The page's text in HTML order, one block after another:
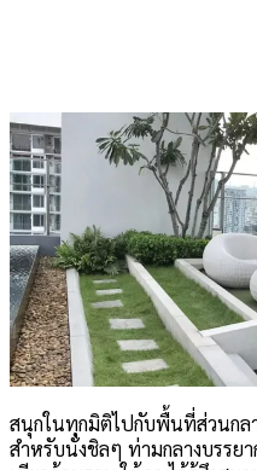
สนุกในทุกมิติไปกับพื้นที่ส่วนกล
สำหรับนั่งชิลๆ ท่ามกลางบรรย